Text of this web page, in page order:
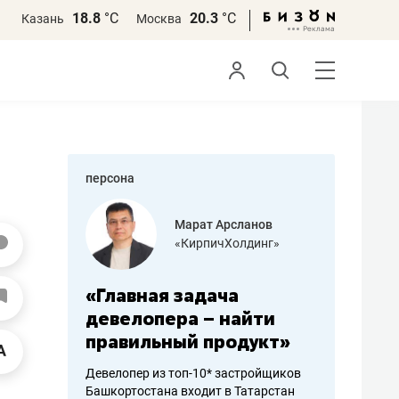
Казань 18.8 °С Москва 20.3 °С
персона
Марат Арсланов
«КирпичХолдинг»
«Главная задача
девелопера – найти
правильный продукт»
Девелопер из топ-10* застройщиков
Башкортостана входит в Татарстан